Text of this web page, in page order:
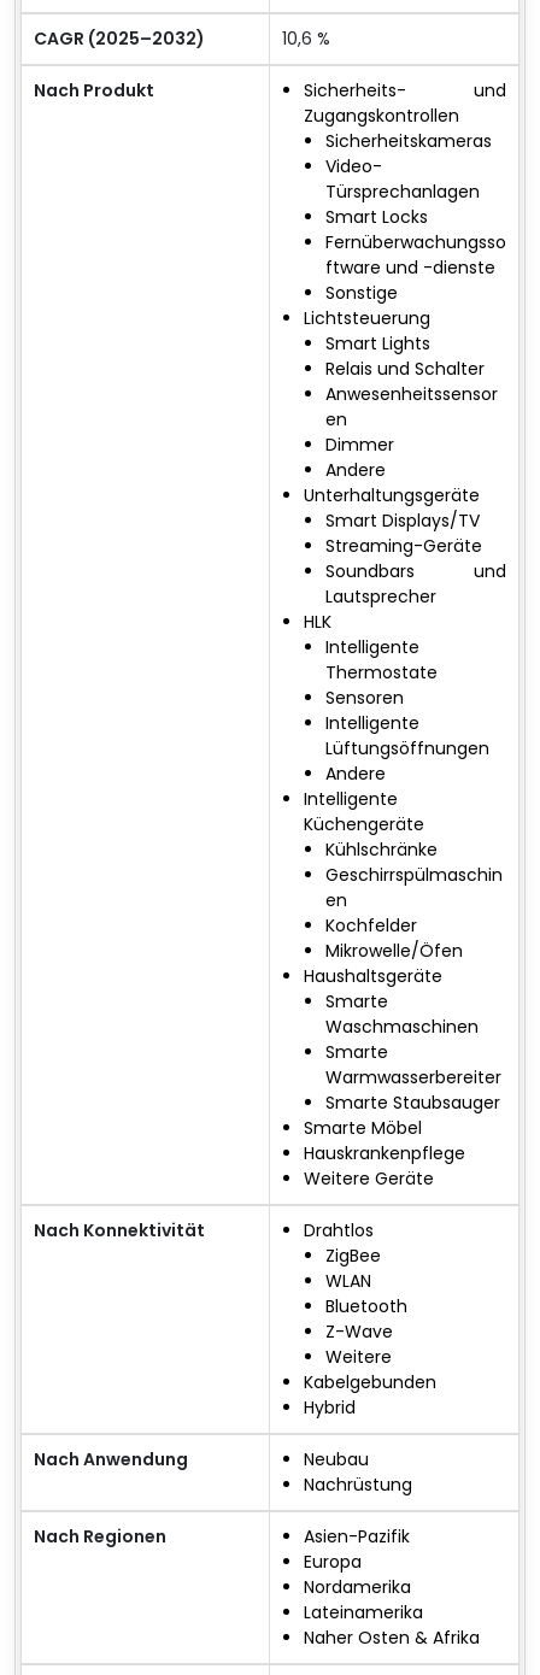
CAGR (2025–2032) 10,6 %
Nach Produkt
Sicherheits- und
Zugangskontrollen
Sicherheitskameras
Video-
Türsprechanlagen
Smart Locks
Fernüberwachungsso
ftware und -dienste
Sonstige
Lichtsteuerung
Smart Lights
Relais und Schalter
Anwesenheitssensor
en
Dimmer
Andere
Unterhaltungsgeräte
Smart Displays/TV
Streaming-Geräte
Soundbars und
Lautsprecher
HLK
Intelligente
Thermostate
Sensoren
Intelligente
Lüftungsöffnungen
Andere
Intelligente
Küchengeräte
Kühlschränke
Geschirrspülmaschin
en
Kochfelder
Mikrowelle/Öfen
Haushaltsgeräte
Smarte
Waschmaschinen
Smarte
Warmwasserbereiter
Smarte Staubsauger
Smarte Möbel
Hauskrankenpflege
Weitere Geräte
Nach Konnektivität
Drahtlos
ZigBee
WLAN
Bluetooth
Z-Wave
Weitere
Kabelgebunden
Hybrid
Nach Anwendung
Neubau
Nachrüstung
Nach Regionen
Asien-Pazifik
Europa
Nordamerika
Lateinamerika
Naher Osten & Afrika